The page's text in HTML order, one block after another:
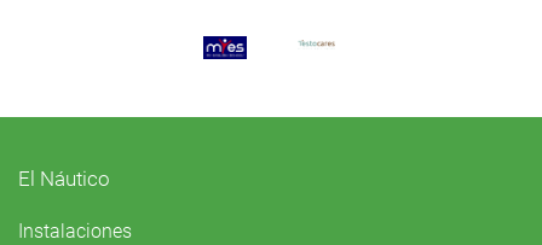
El Náutico
Instalaciones